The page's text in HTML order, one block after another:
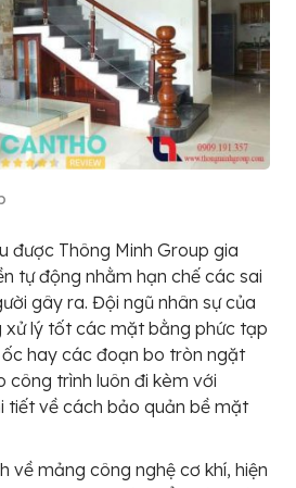
được Thông Minh Group gia
tự động nhằm hạn chế các sai
gây ra. Đội ngũ nhân sự của
xử lý tốt các mặt bằng phức tạp
hay các đoạn bo tròn ngặt
công trình luôn đi kèm với
tiết về cách bảo quản bề mặt
về mảng công nghệ cơ khí, hiện